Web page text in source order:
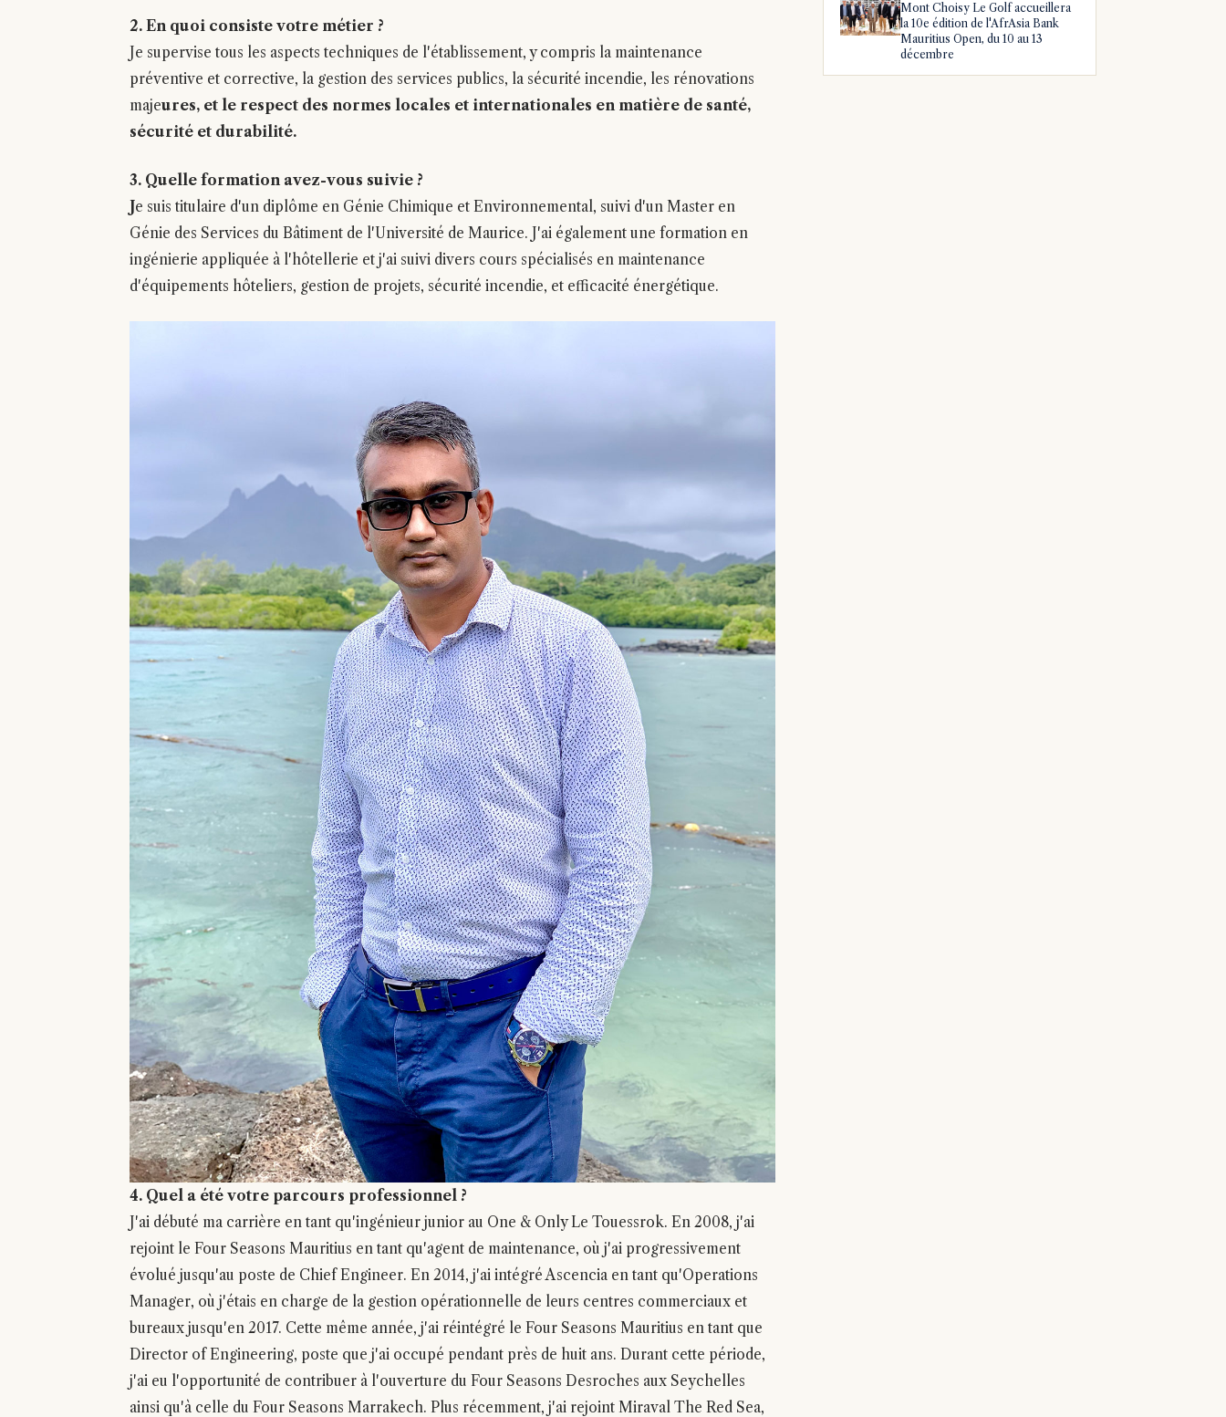
2. En quoi consiste votre métier ?
Je supervise tous les aspects techniques de l'établissement, y compris la maintenance
préventive et corrective, la gestion des services publics, la sécurité incendie, les rénovations
majeures, et le respect des normes locales et internationales en matière de santé,
sécurité et durabilité.
3. Quelle formation avez-vous suivie ?
e suis titulaire d'un diplôme en Génie Chimique et Environnemental, suivi d'un Master en
Génie des Services du Bâtiment de l'Université de Maurice. J'ai également une formation en
ingénierie appliquée à l'hôtellerie et j'ai suivi divers cours spécialisés en maintenance
d'équipements hôteliers, gestion de projets, sécurité incendie, et efficacité énergétique.
4. Quel a été votre parcours professionnel ?
J'ai débuté ma carrière en tant qu'ingénieur junior au One & Only Le Touessrok. En 2008, j'ai
rejoint le Four Seasons Mauritius en tant qu'agent de maintenance, où j'ai progressivement
évolué jusqu'au poste de Chief Engineer. En 2014, j'ai intégré Ascencia en tant qu'Operations
Manager, où j'étais en charge de la gestion opérationnelle de leurs centres commerciaux et
bureaux jusqu'en 2017. Cette même année, j'ai réintégré le Four Seasons Mauritius en tant que
Director of Engineering, poste que j'ai occupé pendant près de huit ans. Durant cette période,
j'ai eu l'opportunité de contribuer à l'ouverture du Four Seasons Desroches aux Seychelles
ainsi qu'à celle du Four Seasons Marrakech. Plus récemment, j'ai rejoint Miraval The Red Sea,
Mont Choisy Le Golf accueillera
la 10e édition de l'AfrAsia Bank
Mauritius Open, du 10 au 13
décembre